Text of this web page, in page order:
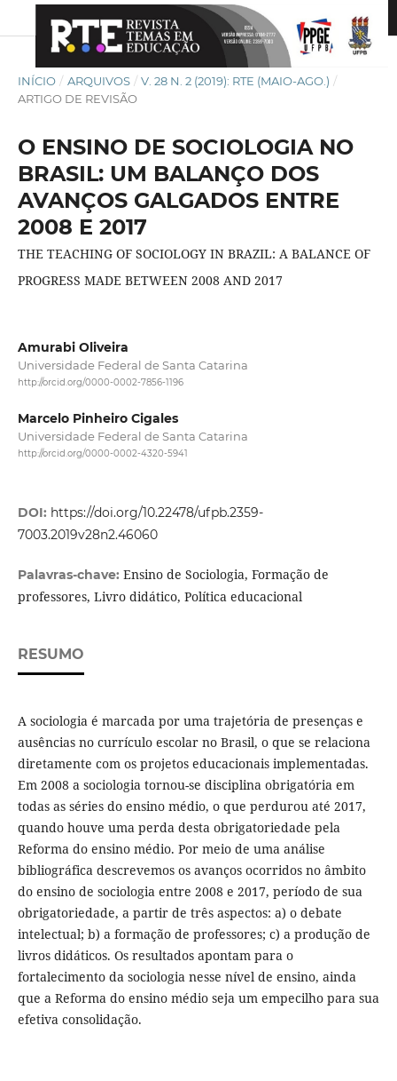
INÍCIO / ARQUIVOS / V. 28 N. 2 (2019): RTE (MAIO-AGO.) /
ARTIGO DE REVISÃO
O ENSINO DE SOCIOLOGIA NO
BRASIL: UM BALANÇO DOS
AVANÇOS GALGADOS ENTRE
2008 E 2017
THE TEACHING OF SOCIOLOGY IN BRAZIL: A BALANCE OF
PROGRESS MADE BETWEEN 2008 AND 2017
Amurabi Oliveira
Universidade Federal de Santa Catarina
http://orcid.org/0000-0002-7856-1196
Marcelo Pinheiro Cigales
Universidade Federal de Santa Catarina
http://orcid.org/0000-0002-4320-5941
DOI: https://doi.org/10.22478/ufpb.2359-
7003.2019v28n2.46060
Palavras-chave: Ensino de Sociologia, Formação de
professores, Livro didático, Política educacional
RESUMO
A sociologia é marcada por uma trajetória de presenças e
ausências no currículo escolar no Brasil, o que se relaciona
diretamente com os projetos educacionais implementadas.
Em 2008 a sociologia tornou-se disciplina obrigatória em
todas as séries do ensino médio, o que perdurou até 2017,
quando houve uma perda desta obrigatoriedade pela
Reforma do ensino médio. Por meio de uma análise
bibliográfica descrevemos os avanços ocorridos no âmbito
do ensino de sociologia entre 2008 e 2017, período de sua
obrigatoriedade, a partir de três aspectos: a) o debate
intelectual; b) a formação de professores; c) a produção de
livros didáticos. Os resultados apontam para o
fortalecimento da sociologia nesse nível de ensino, ainda
que a Reforma do ensino médio seja um empecilho para sua
efetiva consolidação.